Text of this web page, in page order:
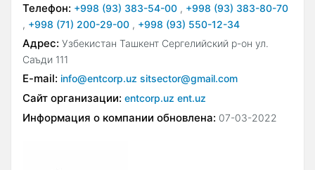
Телефон: +998 (93) 383-54-00 , +998 (93) 383-80-70
, +998 (71) 200-29-00 , +998 (93) 550-12-34
Адрес: Узбекистан Ташкент Сергелийский р-он ул.
Саъди 111
E-mail: info@entcorp.uz sitsector@gmail.com
Сайт организации: entcorp.uz ent.uz
Информация о компании обновлена: 07-03-2022